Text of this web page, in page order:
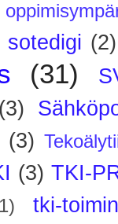
sotedigi (2)
(31)
(3)
(3)
(3) TKI-
tki-